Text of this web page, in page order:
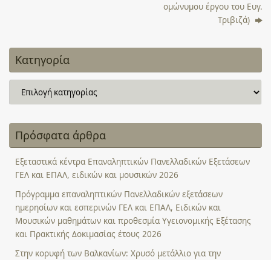
ομώνυμου έργου του Ευγ.
Τριβιζά)
Κατηγορία
Πρόσφατα άρθρα
Εξεταστικά κέντρα Επαναληπτικών Πανελλαδικών Εξετάσεων
ΓΕΛ και ΕΠΑΛ, ειδικών και μουσικών 2026
Πρόγραμμα επαναληπτικών Πανελλαδικών εξετάσεων
ημερησίων και εσπερινών ΓΕΛ και ΕΠΑΛ, Ειδικών και
Μουσικών μαθημάτων και προθεσμία Υγειονομικής Εξέτασης
και Πρακτικής Δοκιμασίας έτους 2026
Στην κορυφή των Βαλκανίων: Χρυσό μετάλλιο για την